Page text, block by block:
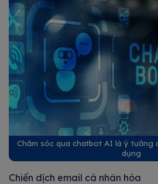
Chăm sóc qua chatbot AI là ý tưởng
dụng
Chiến dịch email cá nhân hóa